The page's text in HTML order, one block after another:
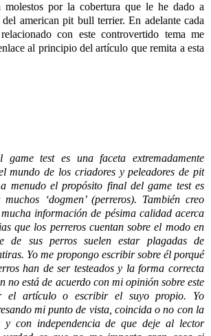
molestos por la cobertura que le he dado a
del american pit bull terrier. En adelante cada
con este controvertido tema me
al principio del artículo que remita a esta
test es una faceta extremadamente
mundo de los criadores y peleadores de pit
menudo el propósito final del game test es
‘dogmen’ (perreros). También creo
información de pésima calidad acerca
que los perreros cuentan sobre el modo en
de sus perros suelen estar plagadas de
Yo me propongo escribir sobre él porqué
han de ser testeados y la forma correcta
no está de acuerdo con mi opinión sobre este
el artículo o escribir el suyo propio. Yo
mi punto de vista, coincida o no con la
y con independencia de que deje al lector